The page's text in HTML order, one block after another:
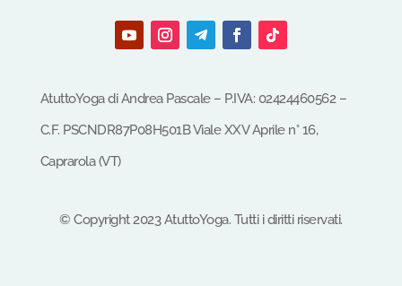
AtuttoYoga di Andrea Pascale – P.IVA: 02424460562 –
C.F. PSCNDR87P08H501BViale XXV Aprile n° 16,
Caprarola (VT)
©Copyright2023 AtuttoYoga. Tutti i diritti riservati.